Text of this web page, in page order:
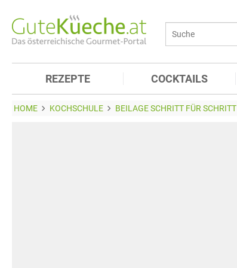
REZEPTE COCKTAILS
HOME KOCHSCHULE BEILAGE SCHRITT FÜR SCHRITT